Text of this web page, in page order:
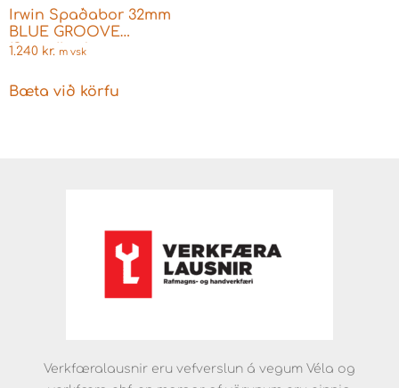
Irwin Spaðabor 32mm
BLUE GROOVE
(Speedbor)
1.240 kr. m vsk
Bæta við körfu
Verkfæralausnir eru vefverslun á vegum Véla og